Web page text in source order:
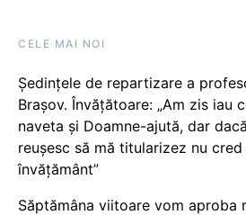
CELE MAI NOI
Ședințele de repartizare a
Brașov. Învățătoare: „Am zis iau
naveta și Doamne-ajută, dar
reușesc să mă titularizez nu
învățământ”
Săptămâna viitoare vom aproba